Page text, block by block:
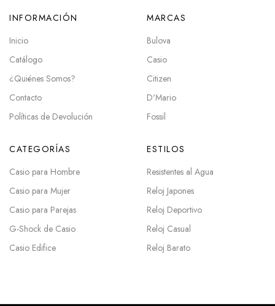
INFORMACIÓN
Inicio
Catálogo
¿Quiénes Somos?
Contacto
Políticas de Devolución
MARCAS
Bulova
Casio
Citizen
D'Mario
Fossil
CATEGORÍAS
Casio para Hombre
Casio para Mujer
Casio para Parejas
G-Shock de Casio
Casio Edifice
ESTILOS
Resistentes al Agua
Reloj Japones
Reloj Deportivo
Reloj Casual
Reloj Barato